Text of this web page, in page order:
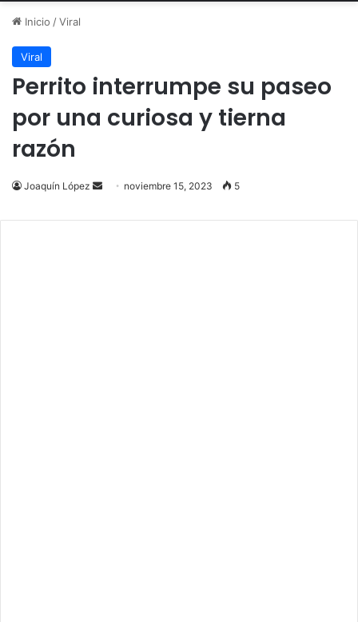
Inicio /Viral
Viral
Perrito interrumpe su paseo
por una curiosa y tierna
razón
Joaquín López
Send
email
noviembre 15, 2023 5